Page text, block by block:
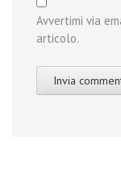
Avvertimi via
articolo.